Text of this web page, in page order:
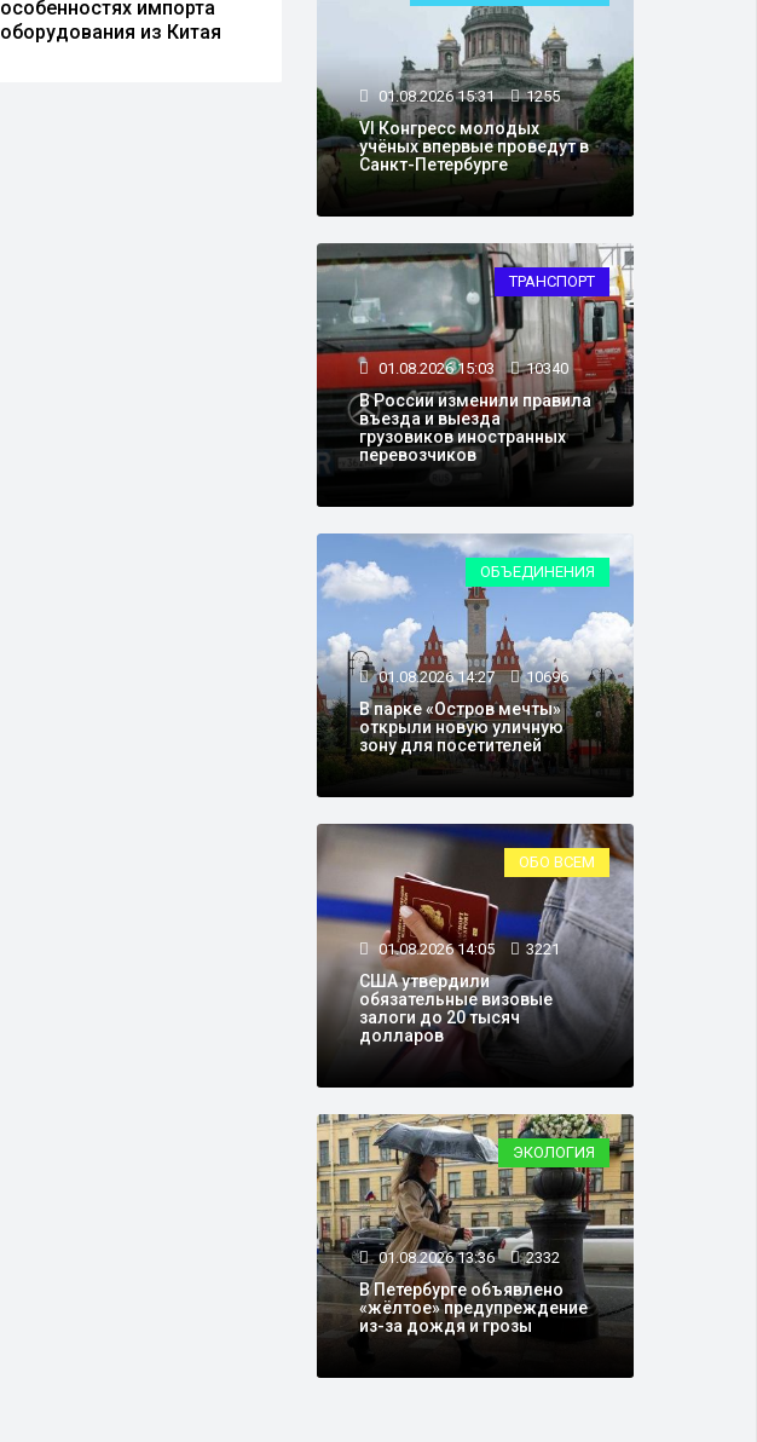
особенностях импорта
оборудования из Китая
Блиновской, отклонив
жалобы защиты
01.08.2026 15:31 1255
VI Конгресс молодых
учёных впервые проведут в
Санкт-Петербурге
ТРАНСПОРТ
01.08.2026 15:03 10340
В России изменили правила
въезда и выезда
грузовиков иностранных
перевозчиков
ОБЪЕДИНЕНИЯ
01.08.2026 14:27 10696
В парке «Остров мечты»
открыли новую уличную
зону для посетителей
ОБО ВСЕМ
01.08.2026 14:05 3221
США утвердили
обязательные визовые
залоги до 20 тысяч
долларов
ЭКОЛОГИЯ
01.08.2026 13:36 2332
В Петербурге объявлено
«жёлтое» предупреждение
из-за дождя и грозы